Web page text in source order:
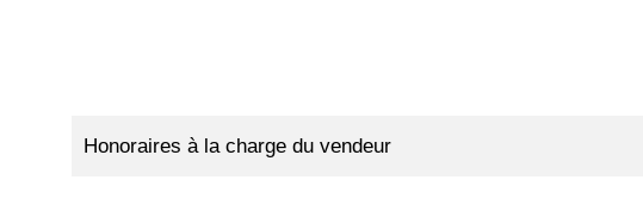
Honoraires à la charge du vendeur